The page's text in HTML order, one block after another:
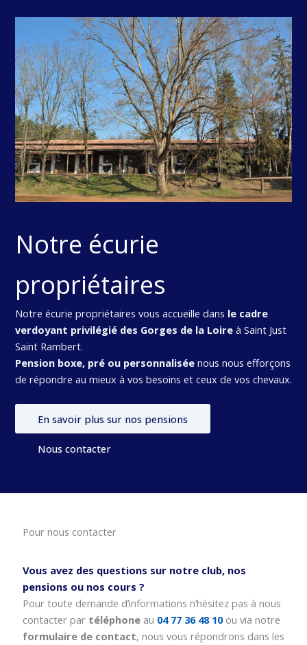
Notre écurie
propriétaires
Notre écurie propriétaires vous accueille dans le cadre
verdoyant privilégié des Gorges de la Loireà Saint Just
Saint Rambert.
Pension boxe, pré ou personnaliséenous nous efforçons
de répondre au mieux à vos besoins et ceux de vos chevaux.
En savoir plus sur nos pensions
Nous contacter
Pour nous contacter
Vous avez des questions sur notre club, nos
pensions ou nos cours ?
Pour toute demande d’informations n’hésitez pas à nous
contacter par téléphoneau 04 77 36 48 10 ou via notre
formulaire de contact, nous vous répondrons dans les